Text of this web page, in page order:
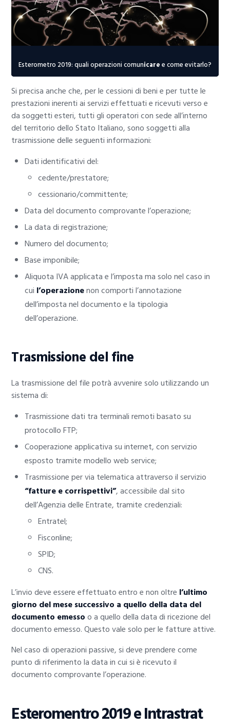
Esterometro 2019: quali operazioni comunicare e come evitarlo?
Si precisa anche che, per le cessioni di beni e per tutte le
prestazioni inerenti ai servizi effettuati e ricevuti verso e
da soggetti esteri, tutti gli operatori con sede all’interno
del territorio dello Stato Italiano, sono soggetti alla
trasmissione delle seguenti informazioni:
Dati identificativi del:
cedente/prestatore;
cessionario/committente;
Data del documento comprovante l’operazione;
La data di registrazione;
Numero del documento;
Base imponibile;
Aliquota IVA applicata e l’imposta ma solo nel caso in
cui l’operazionenon comporti l’annotazione
dell’imposta nel documento e la tipologia
dell’operazione.
Trasmissione del fine
La trasmissione del file potrà avvenire solo utilizzando un
sistema di:
Trasmissione dati tra terminali remoti basato su
protocollo FTP;
Cooperazione applicativa su internet, con servizio
esposto tramite modello web service;
Trasmissione per via telematica attraverso il servizio
“fatture e corrispettivi”, accessibile dal sito
dell’Agenzia delle Entrate, tramite credenziali:
Entratel;
Fisconline;
SPID;
CNS.
L’invio deve essere effettuato entro e non oltre l’ultimo
giorno del mese successivo a quello della data del
documento emessoo a quello della data di ricezione del
documento emesso. Questo vale solo per le fatture attive.
Nel caso di operazioni passive, si deve prendere come
punto di riferimento la data in cui si è ricevuto il
documento comprovante l’operazione.
Esteromentro 2019 e Intrastrat